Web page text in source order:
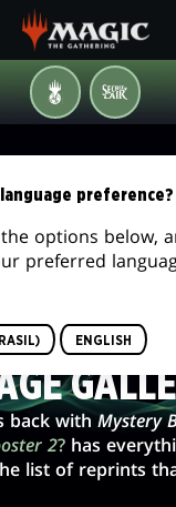
MAGICCON
IN
A
/
BOOSTER
back with Mystery
2? has
list of reprints
preference?
options below,
preferred
ENGLISH